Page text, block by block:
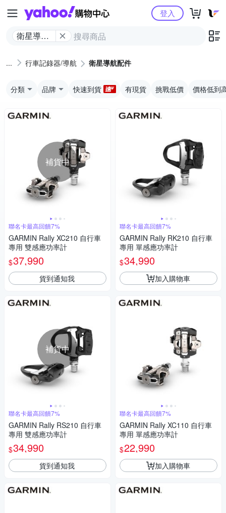
Yahoo購物中心
衛星導航
登入
行車記錄器/導航 衛星導航配件
分類 品牌 快速到貨 有現貨 挑戰低價 價格低到
補貨中
聯名卡最高回饋7%
GARMIN Rally XC210 自行車
專用 雙感應功率計
$37,990
貨到通知我
補貨中
聯名卡最高回饋7%
GARMIN Rally RS210 自行車
專用 雙感應功率計
$34,990
貨到通知我
聯名卡最高回饋7%
GARMIN Rally RK210 自行車
專用 單感應功率計
$34,990
加入購物車
聯名卡最高回饋7%
GARMIN Rally XC110 自行車
專用 單感應功率計
$22,990
加入購物車